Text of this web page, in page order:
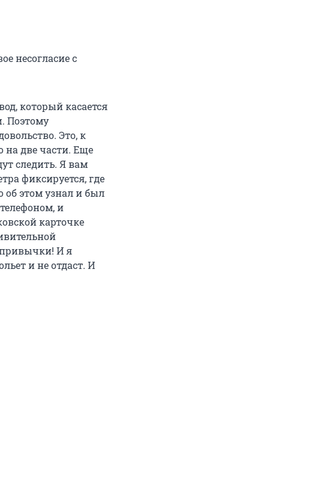
несогласие с
который касается
Поэтому
Это, к
на две части. Еще
следить. Я вам
фиксируется, где
этом узнал и был
и
карточке
И я
и не отдаст. И